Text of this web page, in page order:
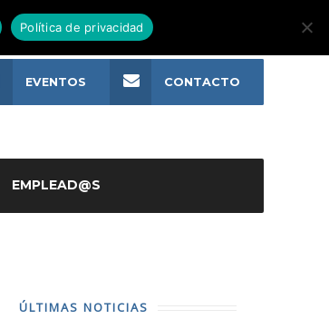
EMPLEAD@S
EVENTOS CONTACTO
ÚLTIMAS NOTICIAS
Política de privacidad